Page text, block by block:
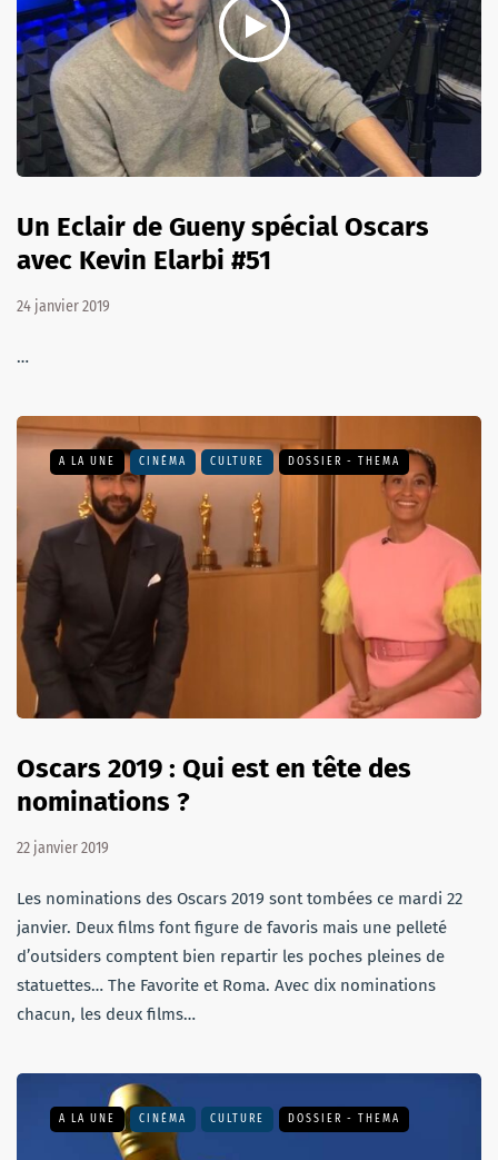
Un Eclair de Gueny spécial Oscars
avec Kevin Elarbi #51
24 janvier 2019
…
A LA UNE CINÉMA CULTURE DOSSIER - THEMA
Oscars 2019 : Qui est en tête des
nominations ?
22 janvier 2019
Les nominations des Oscars 2019 sont tombées ce mardi 22
janvier. Deux films font figure de favoris mais une pelleté
d’outsiders comptent bien repartir les poches pleines de
statuettes… The Favorite et Roma. Avec dix nominations
chacun, les deux films…
A LA UNE CINÉMA CULTURE DOSSIER - THEMA